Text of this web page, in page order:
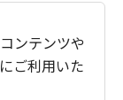
ンテンツや
ご利用いた